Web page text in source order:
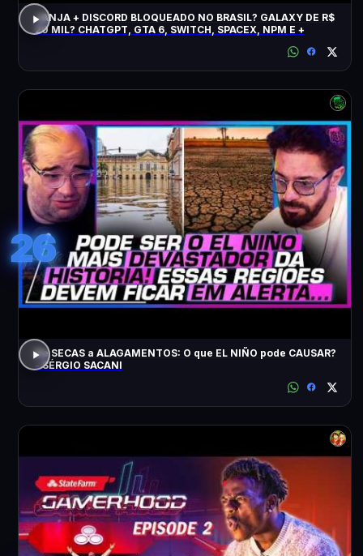
JANJA + DISCORD BLOQUEADO NO BRASIL? GALAXY DE R$
20 MIL? CHATGPT, GTA 6, SWITCH, SPACEX, NPM E +
26
De SECAS a ALAGAMENTOS: O que EL NIÑO pode CAUSAR?
- SÉRGIO SACANI